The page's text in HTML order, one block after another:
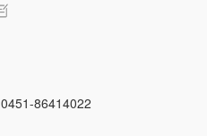
0451-86414022